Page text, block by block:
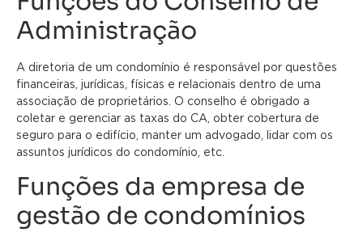
Administração
A diretoria de um condomínio é responsável por questões
financeiras, jurídicas, físicas e relacionais dentro de uma
associação de proprietários. O conselho é obrigado a
coletar e gerenciar as taxas do CA, obter cobertura de
seguro para o edifício, manter um advogado, lidar com os
assuntos jurídicos do condomínio, etc.
Funções da empresa de
gestão de condomínios